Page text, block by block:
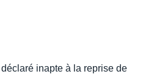
inapte à la reprise de